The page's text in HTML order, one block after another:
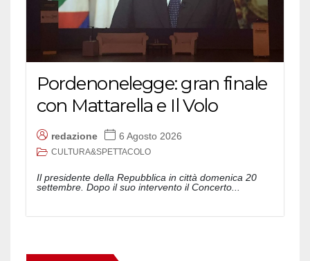
Pordenonelegge: gran finale
con Mattarella e Il Volo
redazione 6 Agosto 2026
CULTURA&SPETTACOLO
Il presidente della Repubblica in città domenica 20
settembre. Dopo il suo intervento il Concerto...